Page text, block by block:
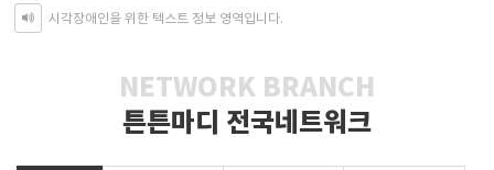
시각장애인을 위한 텍스트 정보 영역입니다.
NETWORK BRANCH
튼튼마디 전국네트워크